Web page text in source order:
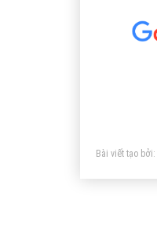
Bài viết tạo bởi: